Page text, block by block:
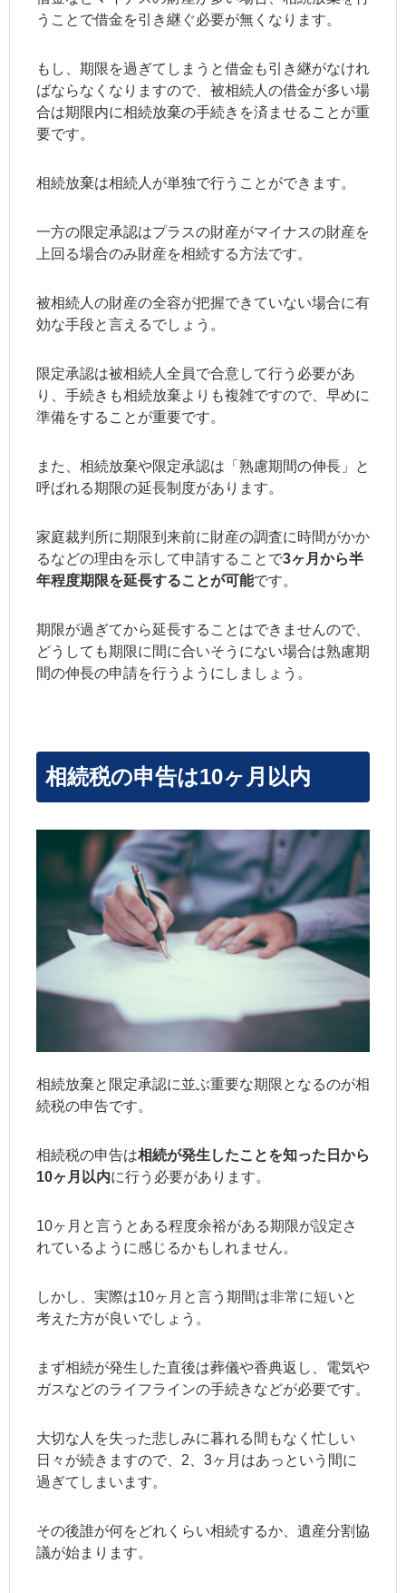
うことで借金を引き継ぐ必要が無くなります。
もし、期限を過ぎてしまうと借金も引き継がなけれ
ばならなくなりますので、被相続人の借金が多い場
合は期限内に相続放棄の手続きを済ませることが重
要です。
相続放棄は相続人が単独で行うことができます。
一方の限定承認はプラスの財産がマイナスの財産を
上回る場合のみ財産を相続する方法です。
被相続人の財産の全容が把握できていない場合に有
効な手段と言えるでしょう。
限定承認は被相続人全員で合意して行う必要があ
り、手続きも相続放棄よりも複雑ですので、早めに
準備をすることが重要です。
また、相続放棄や限定承認は「熟慮期間の伸長」と
呼ばれる期限の延長制度があります。
家庭裁判所に期限到来前に財産の調査に時間がかか
るなどの理由を示して申請することで3ヶ月から半
年程度期限を延長することが可能です。
期限が過ぎてから延長することはできませんので、
どうしても期限に間に合いそうにない場合は熟慮期
間の伸長の申請を行うようにしましょう。
相続税の申告は10ヶ月以内
相続放棄と限定承認に並ぶ重要な期限となるのが相
続税の申告です。
相続税の申告は相続が発生したことを知った日から
10ヶ月以内に行う必要があります。
10ヶ月と言うとある程度余裕がある期限が設定さ
れているように感じるかもしれません。
しかし、実際は10ヶ月と言う期間は非常に短いと
考えた方が良いでしょう。
まず相続が発生した直後は葬儀や香典返し、電気や
ガスなどのライフラインの手続きなどが必要です。
大切な人を失った悲しみに暮れる間もなく忙しい
日々が続きますので、2、3ヶ月はあっという間に
過ぎてしまいます。
その後誰が何をどれくらい相続するか、遺産分割協
議が始まります。